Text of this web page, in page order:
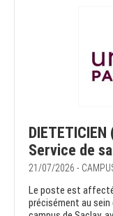
Service de
21/07/2026 -
Le poste est
précisément au